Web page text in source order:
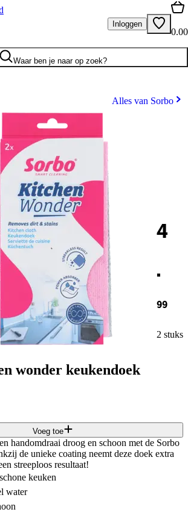
Inloggen
0.00
Waar ben je naar op zoek?
Alles van Sorbo
4
.
99
2 stuks
wonder keukendoek
Voeg toe
handomdraai droog en schoon met de Sorbo
de unieke coating neemt deze doek extra
streeploos resultaat!
keuken
water